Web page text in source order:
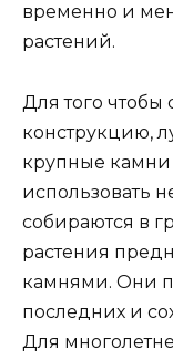
временно и
растений.
Для того чтобы
конструкцию,
крупные
использовать
собираются в
растения
камнями. Они
последних и
Для